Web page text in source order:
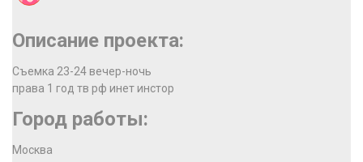
Описание проекта:
Съемка 23-24 вечер-ночь
права 1 год тв рф инет инстор
Город работы:
Москва